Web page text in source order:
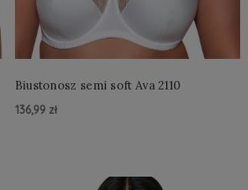
Biustonosz semi soft Ava 2110
136,99 zł